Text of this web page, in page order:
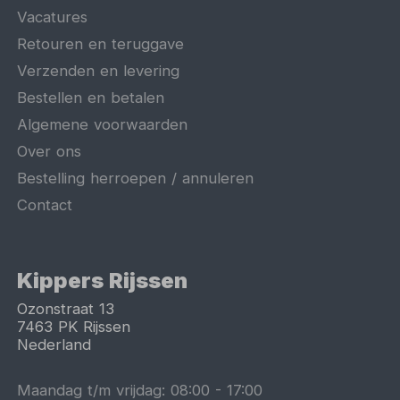
Vacatures
Retouren en teruggave
Verzenden en levering
Bestellen en betalen
Algemene voorwaarden
Over ons
Bestelling herroepen / annuleren
Contact
Kippers Rijssen
Ozonstraat 13
7463 PK Rijssen
Nederland
Maandag t/m vrijdag:08:00 -17:00